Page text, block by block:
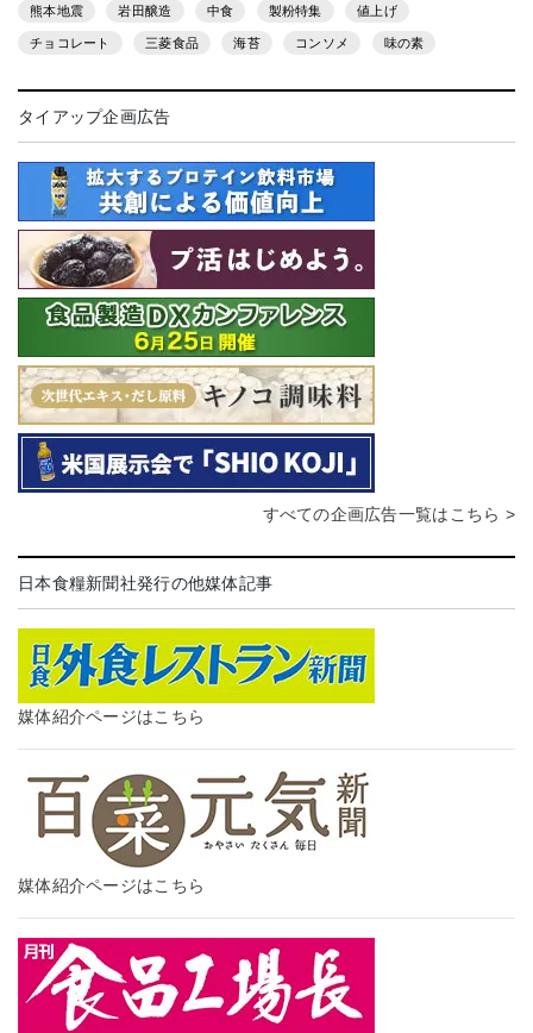
熊本地震 岩田醸造 中食 製粉特集 値上げ
チョコレート 三菱食品 海苔 コンソメ 味の素
タイアップ企画広告
すべての企画広告一覧はこちら >
日本食糧新聞社発行の他媒体記事
媒体紹介ページはこちら
媒体紹介ページはこちら